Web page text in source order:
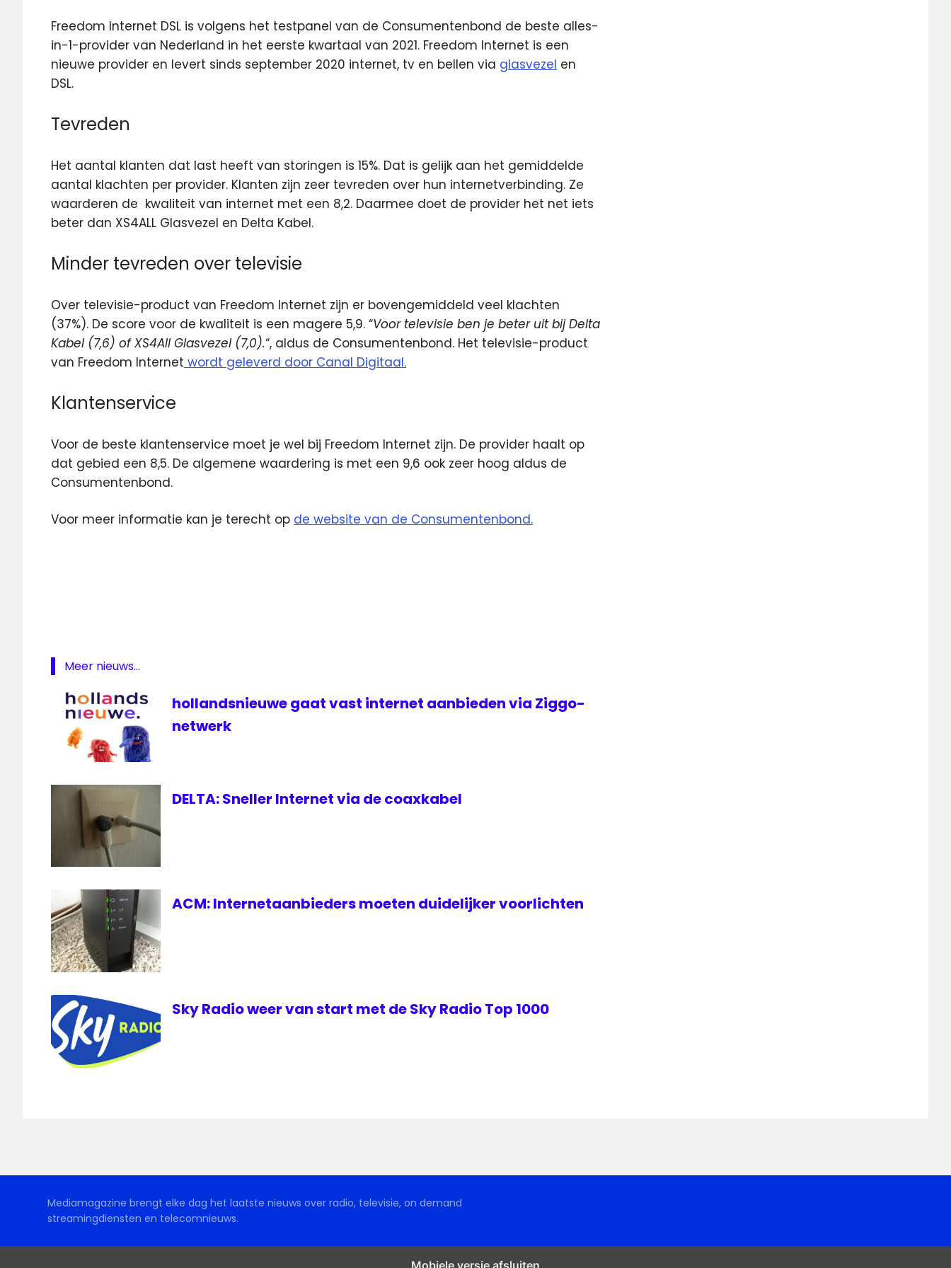
Freedom Internet DSL is volgens het testpanel van de Consumentenbond de beste alles-
in-1-provider van Nederland in het eerste kwartaal van 2021. Freedom Internet is een
nieuwe provider en levert sinds september 2020 internet, tv en bellen via glasvezel en
DSL.
Tevreden
Het aantal klanten dat last heeft van storingen is 15%. Dat is gelijk aan het gemiddelde
aantal klachten per provider. Klanten zijn zeer tevreden over hun internetverbinding. Ze
waarderen de kwaliteit van internet met een 8,2. Daarmee doet de provider het net iets
beter dan XS4ALL Glasvezel en Delta Kabel.
Minder tevreden over televisie
Over televisie-product van Freedom Internet zijn er bovengemiddeld veel klachten
(37%). De score voor de kwaliteit is een magere 5,9. “Voor televisie ben je beter uit bij Delta
Kabel (7,6) of XS4All Glasvezel (7,0).“, aldus de Consumentenbond. Het televisie-product
van Freedom Internet wordt geleverd door Canal Digitaal.
Klantenservice
Voor de beste klantenservice moet je wel bij Freedom Internet zijn. De provider haalt op
dat gebied een 8,5. De algemene waardering is met een 9,6 ook zeer hoog aldus de
Consumentenbond.
Voor meer informatie kan je terecht op de website van de Consumentenbond.
Meer nieuws...
hollandsnieuwe gaat vast internet aanbieden via Ziggo-
netwerk
DELTA: Sneller Internet via de coaxkabel
ACM: Internetaanbieders moeten duidelijker voorlichten
Sky Radio weer van start met de Sky Radio Top 1000
Mediamagazine brengt elke dag het laatste nieuws over radio, televisie, on demand
streamingdiensten en telecomnieuws.
Mobiele versie afsluiten